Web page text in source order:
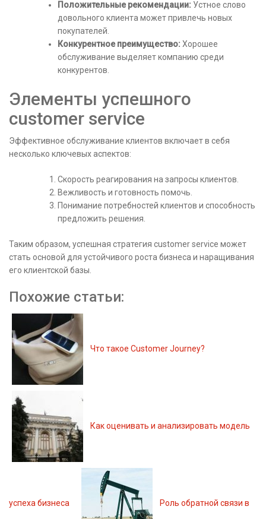
Положительные рекомендации: Устное слово
довольного клиента может привлечь новых
покупателей.
Конкурентное преимущество: Хорошее
обслуживание выделяет компанию среди
конкурентов.
Элементы успешного
customer service
Эффективное обслуживание клиентов включает в себя
несколько ключевых аспектов:
Скорость реагирования на запросы клиентов.
Вежливость и готовность помочь.
Понимание потребностей клиентов и способность
предложить решения.
Таким образом, успешная стратегия customer service может
стать основой для устойчивого роста бизнеса и наращивания
его клиентской базы.
Похожие статьи:
Что такое Customer Journey?
Как оценивать и анализировать модель
успеха бизнеса Роль обратной связи в